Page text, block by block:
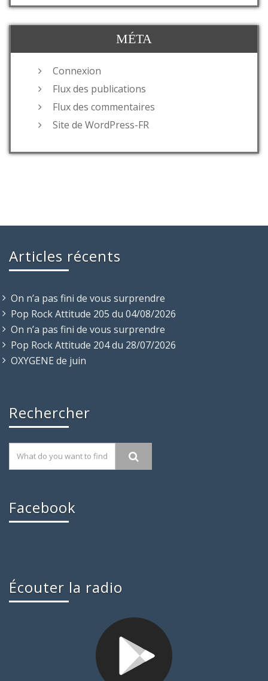
MÉTA
Connexion
Flux des publications
Flux des commentaires
Site de WordPress-FR
Articles récents
On n’a pas fini de vous surprendre
Pop Rock Attitude 205 du 04/08/2026
On n’a pas fini de vous surprendre
Pop Rock Attitude 204 du 28/07/2026
OXYGENE de juin
Rechercher
Facebook
Écouter la radio